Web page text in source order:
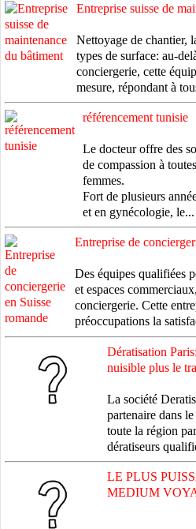
Entreprise suisse de
Nettoyage de chantier,
types de surface: au-
conciergerie, cette
mesure, répondant à
référencement tunisie
Le docteur offre des
de compassion à
femmes.
Fort de plusieurs
et en gynécologie, le...
Entreprise de
Des équipes qualifiées
et espaces
conciergerie. Cette
préoccupations la
Dératisation
nuisible plus le
La société
partenaire dans
toute la région
dératiseurs
LE PLUS
MEDIUM